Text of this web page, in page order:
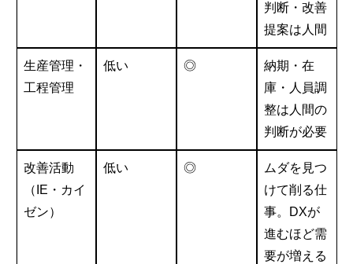
判断・改善
提案は人間
生産管理・
工程管理
低い ◎
納期・在
庫・人員調
整は人間の
判断が必要
改善活動
（IE・カイ
ゼン）
低い ◎
ムダを見つ
けて削る仕
事。DXが
進むほど需
要が増える